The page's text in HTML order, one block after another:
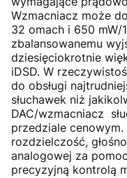
Wzmacniacz może
32 omach i 650 mW/
zbalansowanemu
dziesięciokrotnie
iDSD. W
do obsługi
słuchawek niż
DAC/wzmacniacz
przedziale
rozdzielczość,
analogowej za
precyzyjną kontrolą